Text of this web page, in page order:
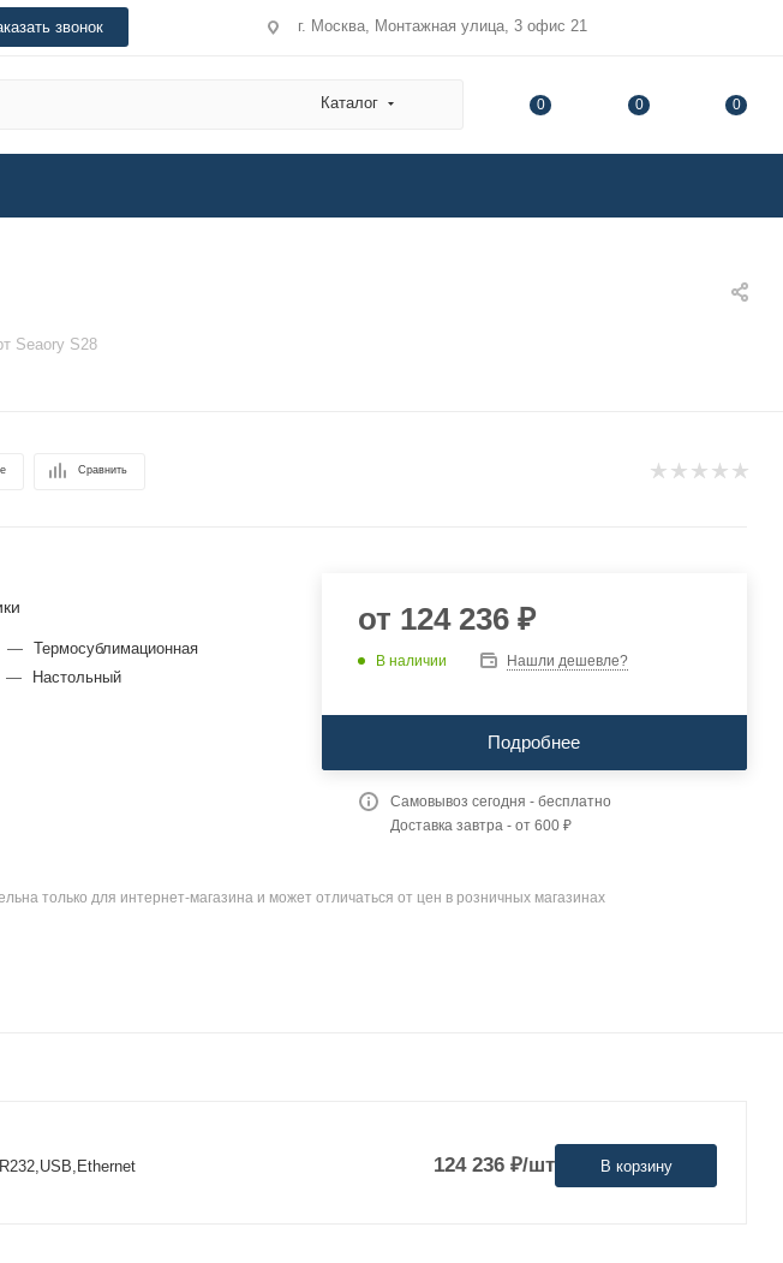
звонок г. Москва, Монтажная улица, 3 офис 21
Каталог 0 0 0
Seaory S28
Сравнить
—
Термосублимационная
— Настольный
от 124 236 ₽
В наличии Нашли дешевле?
Подробнее
Самовывоз сегодня - бесплатно
Доставка завтра - от 600 ₽
только для интернет-магазина и может отличаться от цен в розничных магазинах
124 236 ₽/шт В корзину